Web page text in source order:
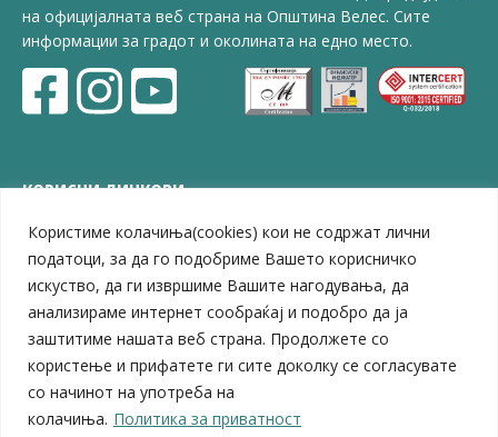
Користиме колачиња(cookies) кои не содржат лични
податоци, за да го подобриме Вашето корисничко
искуство, да ги извршиме Вашите нагодувања, да
анализираме интернет сообраќај и подобро да ја
заштитиме нашата веб страна. Продолжете со
користење и прифатете ги сите доколку се согласувате
со начинот на употреба на
колачиња. Политика за приватност
на официјалната веб страна на Општина Велес. Сите
информации за градот и околината на едно место.
КОРИСНИ ЛИНКОВИ
ЗЕЛС – Заедница на единиците на локална самоуправа
Центар за развој на Вардарски плански регион
Јавно комунално претпријатие „Дервен“
ЈПССО „Парк – спорт и паркинзи“
ЛБ „Гоце Делчев“
ЛУ „Народен Музеј“
Влада на Република Северна Македонија
Собрание на Република Северна Македонија
Министерство за финансии